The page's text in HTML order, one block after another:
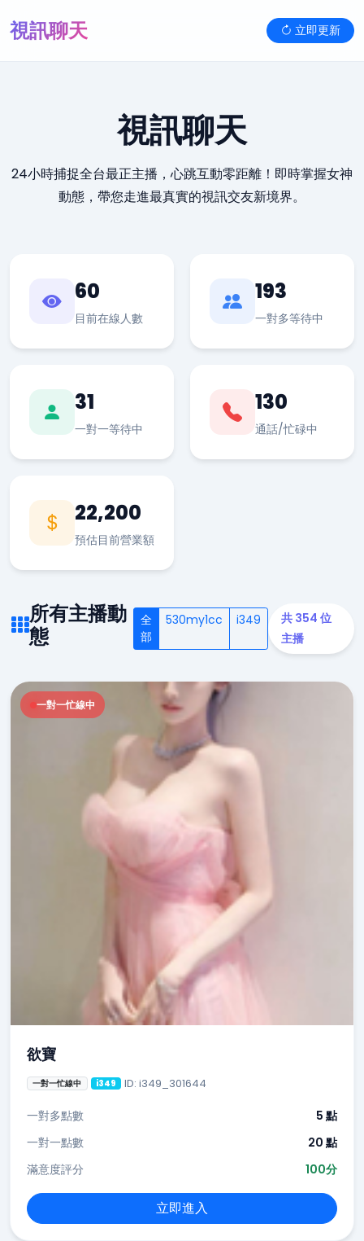
視訊聊天 立即更新
視訊聊天
24小時捕捉全台最正主播，心跳互動零距離！即時掌握女神
動態，帶您走進最真實的視訊交友新境界。
60
目前在線人數
193
一對多等待中
31
一對一等待中
130
通話/忙碌中
22,200
預估目前營業額
所有主播動
態
全
部
530my1cc i349
共 354 位
主播
一對一忙線中
欲寶
一對一忙線中 i349 ID: i349_301644
一對多點數
5 點
一對一點數
20 點
滿意度評分
100分
立即進入